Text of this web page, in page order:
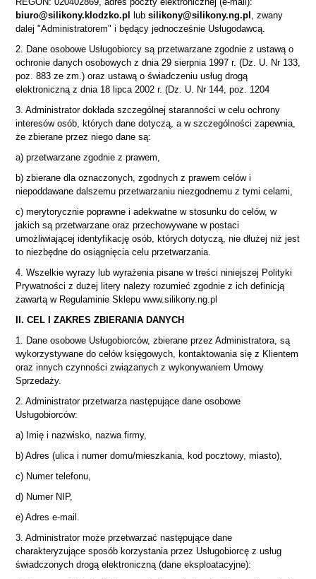
biuro@silikony.klodzko.pl
lub silikony@silikony.ng.pl , zwany
dalej "Administratorem" i będący jednocześnie Usługodawcą.
2. Dane osobowe Usługobiorcy są przetwarzane zgodnie z ustawą o
ochronie danych osobowych z dnia 29 sierpnia 1997 r. (Dz. U. Nr 133,
poz. 883 ze zm.) oraz ustawą o świadczeniu usług drogą
elektroniczną z dnia 18 lipca 2002 r. (Dz. U. Nr 144, poz. 1204
3. Administrator dokłada szczególnej staranności w celu ochrony
interesów osób, których dane dotyczą, a w szczególności zapewnia,
że zbierane przez niego dane są:
a) przetwarzane zgodnie z prawem,
b) zbierane dla oznaczonych, zgodnych z prawem celów i
niepoddawane dalszemu przetwarzaniu niezgodnemu z tymi celami,
c) merytorycznie poprawne i adekwatne w stosunku do celów, w
jakich są przetwarzane oraz przechowywane w postaci
umożliwiającej identyfikację osób, których dotyczą, nie dłużej niż jest
to niezbędne do osiągnięcia celu przetwarzania.
4. Wszelkie wyrazy lub wyrażenia pisane w treści niniejszej Polityki
Prywatności z dużej litery należy rozumieć zgodnie z ich definicją
zawartą w Regulaminie Sklepu www.silikony.ng.pl
II. CEL I ZAKRES ZBIERANIA DANYCH
1. Dane osobowe Usługobiorców, zbierane przez Administratora, są
wykorzystywane do celów księgowych, kontaktowania się z Klientem
oraz innych czynności związanych z wykonywaniem Umowy
Sprzedaży.
2. Administrator przetwarza następujące dane osobowe
Usługobiorców:
a) Imię i nazwisko, nazwa firmy,
b) Adres (ulica i numer domu/mieszkania, kod pocztowy, miasto),
c) Numer telefonu,
d) Numer NIP,
e) Adres e-mail.
3. Administrator może przetwarzać następujące dane
charakteryzujące sposób korzystania przez Usługobiorcę z usług
świadczonych drogą elektroniczną (dane eksploatacyjne):